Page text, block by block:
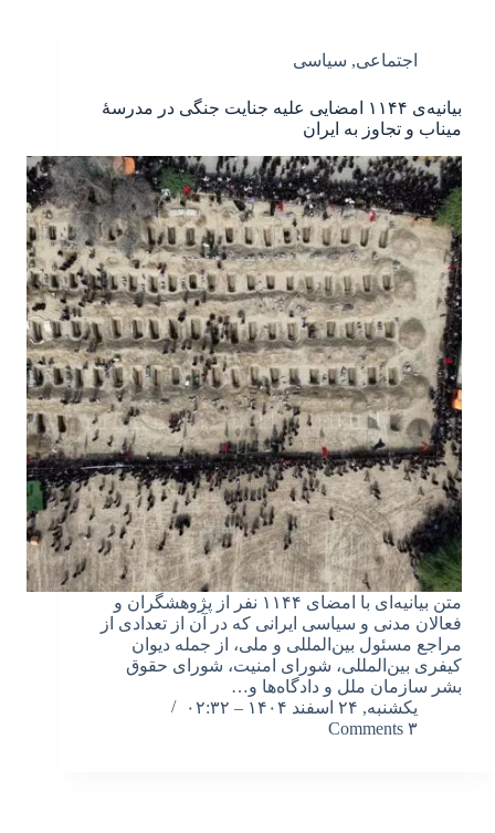
اجتماعی, سیاسی
بیانیه‌ی ۱۱۴۴ امضایی علیه جنایت جنگی در مدرسهٔ
میناب و تجاوز به ایران
متن بیانیه‌ای با امضای ۱۱۴۴ نفر از پژوهشگران و
فعالان مدنی و سیاسی ایرانی که در آن از تعدادی از
مراجع مسئول بین‌المللی و ملی، از جمله دیوان
کیفری بین‌المللی، شورای امنیت، شورای حقوق
بشر سازمان ملل و دادگاه‌ها و…
یکشنبه, ۲۴ اسفند ۱۴۰۴ – ۰۲:۳۲
۳ Comments